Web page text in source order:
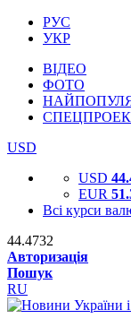
РУС
УКР
ВІДЕО
ФОТО
USD
USD
EUR
Всі курси
44.4732
Авторизація
Пошук
RU